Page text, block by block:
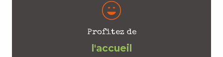
Profitez de
l'accueil